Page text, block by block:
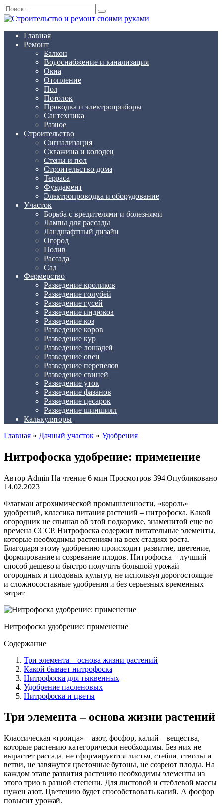
Перейти
к
содержанию
Search
for:
Главная
Ремонт
Балкон
Водоснабжение и канализация
Окна
Отопление
Пол
Потолок
Проводка и электроприборы
Сантехника
Разное
Строительство
Сигнализация
Скважина и колодец
Стены и пол
Строительство дома
Терраса
Фундамент
Электропроводка и оборудование
Участок
Борьба с вредителями и болезнями
Лампы для рассады
Ландшафтный дизайн
Огород
Полив
Рассада
Сад
Фермерство
Разведение кроликов
Разведение голубей
Разведение гусей
Разведение индюков
Разведение коз
Разведение коров
Разведение кур
Разведение лошадей
Разведение овец
Разведение перепелов
Разведение свиней
Разведение уток
Разведение фазанов
Разведение цесарок
Разведение шиншилл
Калькуляторы
Главная » Дачный участок » Удобрения
Нитрофоска удобрение: применение
Автор Admin На чтение 6 мин Просмотров 394 Опубликовано
14.02.2023
Флагман агрохимической промышленности, «король»
удобрений, классика питания растений – нитрофоска. Какой
огородник не слышал об этой подкормке, знаменитой еще во
времена СССР. Нитрофоска содержит питательные элементы,
которые необходимы растениям на всех стадиях роста.
Благодаря этому удобрению происходит развитие, цветение,
формирование и созревание плодов. Нитрофоска – лучший
способ дешево и быстро получить большой урожай
огородных и плодовых культур, не используя дорогостоящие
и сложносоставные удобрения и без серьезных временных
затрат.
Нитрофоска удобрение: применение
Содержание
Три элемента – основа жизни растений
Какой бывает нитрофоска
Нитрофоска для тыквенных
Удобрение пасленовых
Нитрофоска и цветы
Три элемента – основа жизни растений
Классическая «троица» – азот, фосфор, калий – вещества,
которые растению категорически необходимы. Без них не
вырастет рассада, не сформируются листья, стебли, стволы и
ветви, не завяжутся цветочные бутоны, не созреют плоды. На
каждом этапе развития растению необходимы элементы из
этого трио в разной степени. Для листовой и стеблевой массы
нужен азот. Цветению будет способствовать калий. А фосфор
повысит урожай.